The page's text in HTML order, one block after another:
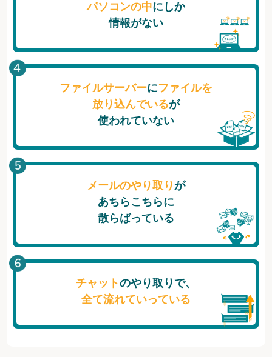
パソコンの中にしか
情報がない
ファイルサーバーにファイルを
放り込んでいるが
使われていない
メールのやり取り が
あちらこちらに
散らばっている
チャットのやり取りで、
全て流れていっている